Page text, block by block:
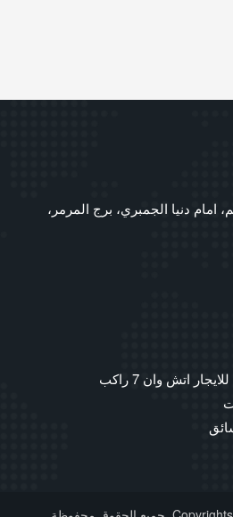
امام دنيا الجمبري، برج المرمر،
اتش وان 7 راكب